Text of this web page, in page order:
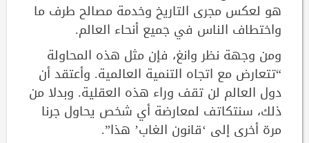
هو لعكس مجرى التاريخ وخدمة مصالح طرف ما
واختطاف الناس في جميع أنحاء العالم.
ومن وجهة نظر وانغ، فإن مثل هذه المحاولة
“تتعارض مع اتجاه التنمية العالمية. وأعتقد أن
دول العالم لن تقف وراء هذه العقلية. وبدلا من
ذلك، سنتكاتف لمعارضة أي شخص يحاول جرنا
مرة أخرى إلى ‘قانون الغاب’ هذا”.